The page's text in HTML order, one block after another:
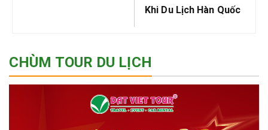
Khi Du Lịch Hàn Quốc
CHÙM TOUR DU LỊCH